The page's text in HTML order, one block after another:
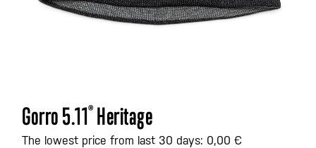
Saltar
al
comienzo
Gorro 5.11® Heritage
The lowest price from last 30 days: 0,00 €